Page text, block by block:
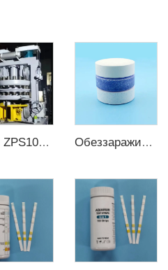
Серія ZPS100-10 Велика Ротативна Таблеткова Преса Обеззараживание воды TCCA хлорные таблетки 3 дюйма Трихлоризоциануровая кислота